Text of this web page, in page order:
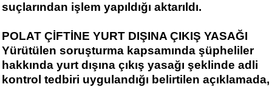
suçlarından işlem yapıldığı aktarıldı.
POLAT ÇİFTİNE YURT DIŞINA ÇIKIŞ YASAĞI
Yürütülen soruşturma kapsamında şüpheliler
hakkında yurt dışına çıkış yasağı şeklinde adli
kontrol tedbiri uygulandığı belirtilen açıklamada,